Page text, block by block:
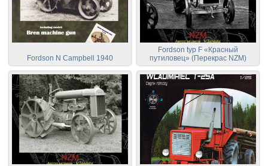
Fordson N Campbell 1940
Fordson typ F «Красный
путиловец» (Перекрас NZM)